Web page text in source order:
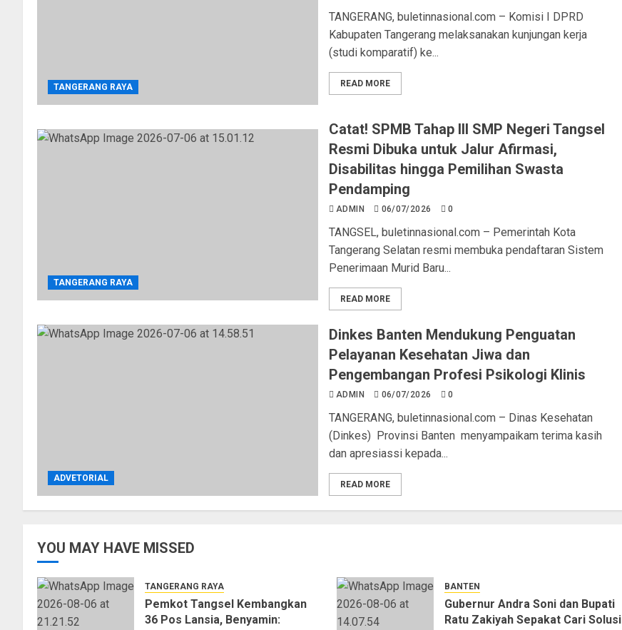
TANGERANG RAYA
TANGERANG, buletinnasional.com – Komisi I DPRD
Kabupaten Tangerang melaksanakan kunjungan kerja
(studi komparatif) ke...
READ MORE
TANGERANG RAYA
Catat! SPMB Tahap III SMP Negeri Tangsel
Resmi Dibuka untuk Jalur Afirmasi,
Disabilitas hingga Pemilihan Swasta
Pendamping
ADMIN 06/07/2026 0
TANGSEL, buletinnasional.com – Pemerintah Kota
Tangerang Selatan resmi membuka pendaftaran Sistem
Penerimaan Murid Baru...
READ MORE
ADVETORIAL
Dinkes Banten Mendukung Penguatan
Pelayanan Kesehatan Jiwa dan
Pengembangan Profesi Psikologi Klinis
ADMIN 06/07/2026 0
TANGERANG, buletinnasional.com – Dinas Kesehatan
(Dinkes) Provinsi Banten menyampaikam terima kasih
dan apresiassi kepada...
READ MORE
YOU MAY HAVE MISSED
TANGERANG RAYA
Pemkot Tangsel Kembangkan
36 Pos Lansia, Benyamin:
BANTEN
Gubernur Andra Soni dan Bupati
Ratu Zakiyah Sepakat Cari Solusi